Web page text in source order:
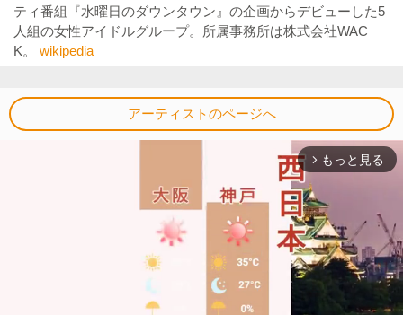
ティ番組『水曜日のダウンタウン』の企画からデビューした5
人組の女性アイドルグループ。所属事務所は株式会社WAC
K。 wikipedia
アーティストのページへ
arrow_forward_ios もっと見る